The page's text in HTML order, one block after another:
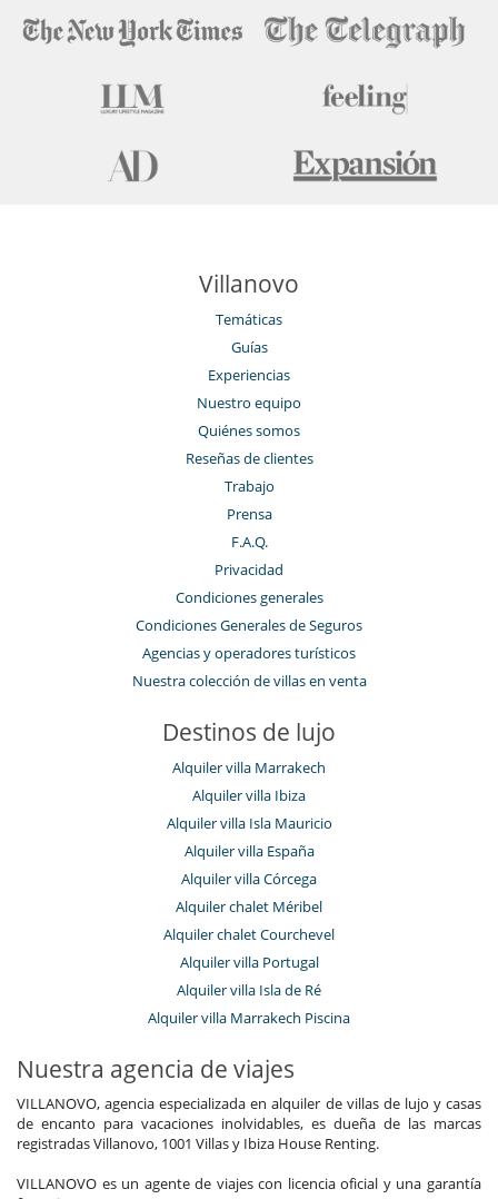
Villanovo
Temáticas
Guías
Experiencias
Nuestro equipo
Quiénes somos
Reseñas de clientes
Trabajo
Prensa
F.A.Q.
Privacidad
Condiciones generales
Condiciones Generales de Seguros
Agencias y operadores turísticos
Nuestra colección de villas en venta
Destinos de lujo
Alquiler villa Marrakech
Alquiler villa Ibiza
Alquiler villa Isla Mauricio
Alquiler villa España
Alquiler villa Córcega
Alquiler chalet Méribel
Alquiler chalet Courchevel
Alquiler villa Portugal
Alquiler villa Isla de Ré
Alquiler villa Marrakech Piscina
Nuestra agencia de viajes
VILLANOVO, agencia especializada en alquiler de villas de lujo y casas
de encanto para vacaciones inolvidables, es dueña de las marcas
registradas Villanovo, 1001 Villas y Ibiza House Renting.
VILLANOVO es un agente de viajes con licencia oficial y una garantía